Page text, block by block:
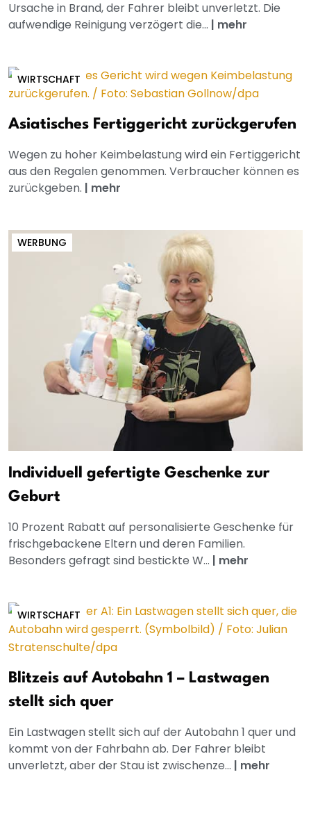
Ursache in Brand, der Fahrer bleibt unverletzt. Die
aufwendige Reinigung verzögert die... | mehr
WIRTSCHAFT
Asiatisches Fertiggericht zurückgerufen
Wegen zu hoher Keimbelastung wird ein Fertiggericht
aus den Regalen genommen. Verbraucher können es
zurückgeben. | mehr
WERBUNG
Individuell gefertigte Geschenke zur
Geburt
10 Prozent Rabatt auf personalisierte Geschenke für
frischgebackene Eltern und deren Familien.
Besonders gefragt sind bestickte W... | mehr
WIRTSCHAFT
Blitzeis auf Autobahn 1 – Lastwagen
stellt sich quer
Ein Lastwagen stellt sich auf der Autobahn 1 quer und
kommt von der Fahrbahn ab. Der Fahrer bleibt
unverletzt, aber der Stau ist zwischenze... | mehr